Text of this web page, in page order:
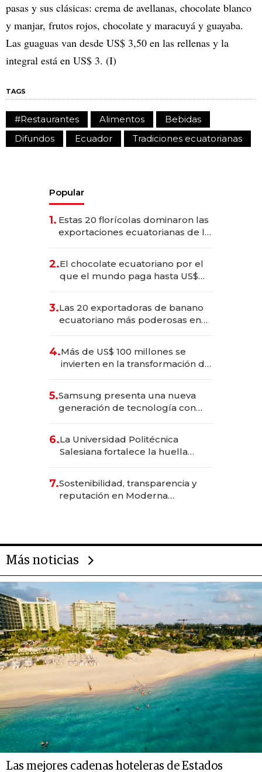
pasas y sus clásicas: crema de avellanas, chocolate blanco
y manjar, frutos rojos, chocolate y maracuyá y guayaba.
Las guaguas van desde US$ 3,50 en las rellenas y la
integral está en US$ 3. (I)
TAGS
#Restaurantes Alimentos
Bebidas
Difundos
Ecuador Tradiciones ecuatorianas
Popular
1. Estas 20 florícolas dominaron las
exportaciones ecuatorianas de la
2.El chocolate ecuatoriano por el
que el mundo paga hasta US$
3.Las 20 exportadoras de banano
ecuatoriano más poderosas en
4.Más de US$ 100 millones se
invierten en la transformación de
5.Samsung presenta una nueva
generación de tecnología con
6.La Universidad Politécnica
Salesiana fortalece la huella
7.Sostenibilidad, transparencia y
reputación en Moderna
Más noticias
Las mejores cadenas hoteleras de Estados